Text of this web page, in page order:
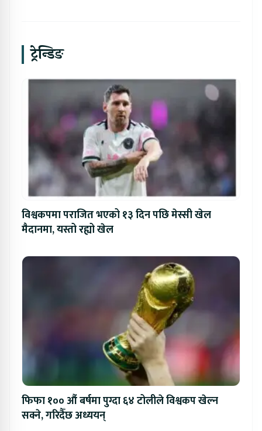
ट्रेन्डिङ
विश्वकपमा पराजित भएको १३ दिन पछि मेस्सी खेल
मैदानमा, यस्तो रह्यो खेल
फिफा १०० औं बर्षमा पुग्दा ६४ टोलीले विश्वकप खेल्न
सक्ने, गरिदैँछ अध्ययन्